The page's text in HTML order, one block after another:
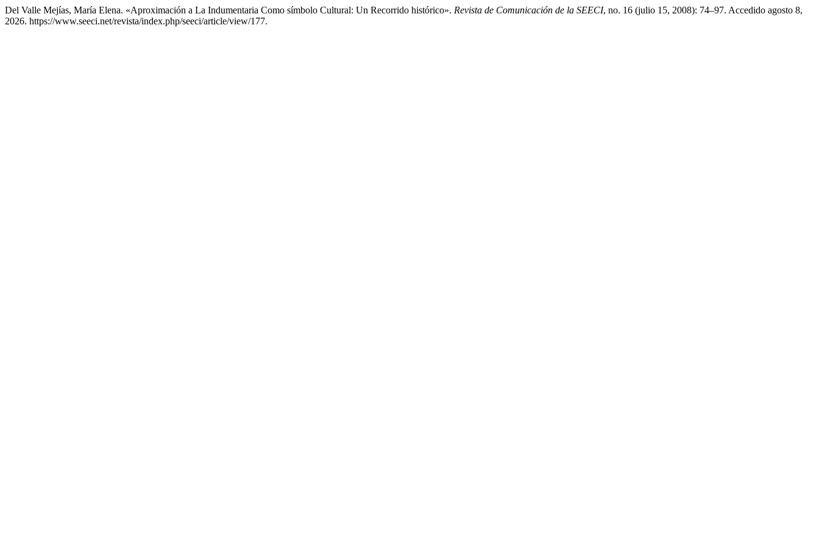
Del Valle Mejías, María Elena. «Aproximación a La Indumentaria Como símbolo Cultural: Un Recorrido histórico». Revista de Comunicación de la SEECI, no. 16 (julio 15, 2008): 74–97. Accedido agosto 8,
2026. https://www.seeci.net/revista/index.php/seeci/article/view/177.